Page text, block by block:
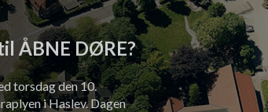
ÅBNE DØRE?
torsdag den 10.
i Haslev. Dagen